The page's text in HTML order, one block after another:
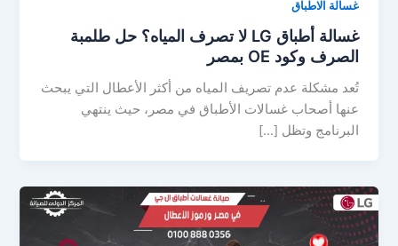
غسالة الاطباق
غسالة أطباق LG لا تصرف المياه؟ حل طلمبة
الصرف وكود OE بمصر
تُعد مشكلة عدم تصريف المياه من أكثر الأعطال التي يبحث
عنها أصحاب غسالات الأطباق في مصر، حيث ينتهي
البرنامج وتظل […]